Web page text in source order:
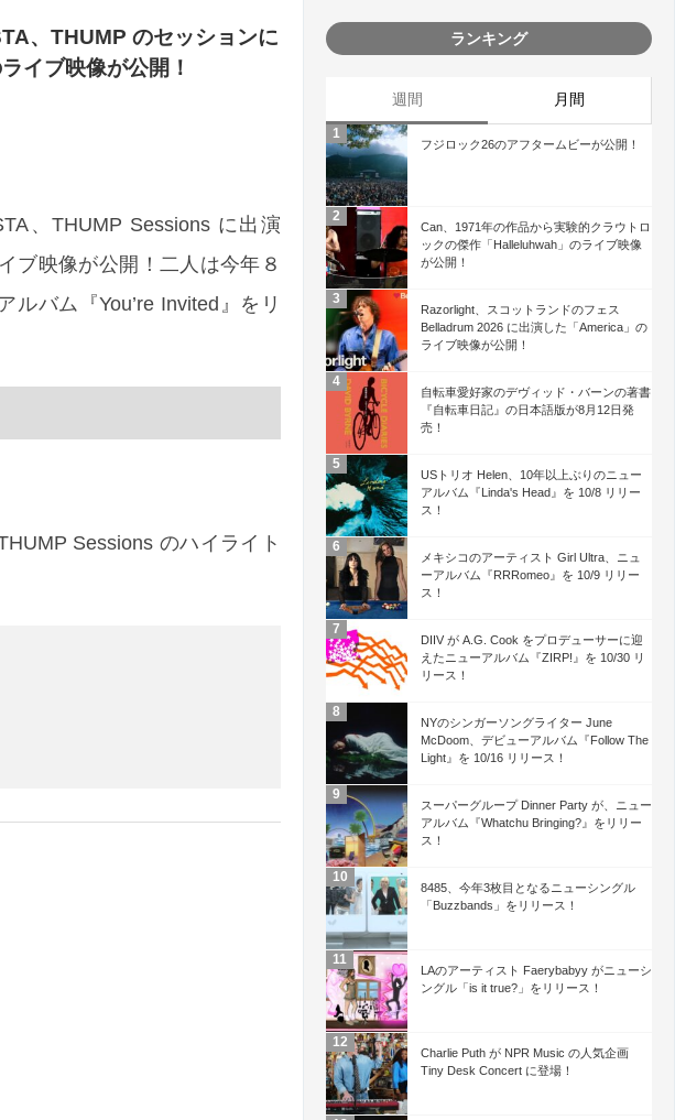
、THUMP のセッションに
イブ映像が公開！
、THUMP Sessions に出演
ブ映像が公開！二人は今年８
ルバム『You’re Invited』をリ
Sessions のハイライト
ランキング
週間 月間
フジロック26のアフタームビーが公開！
Can、1971年の作品から実験的クラウトロ
ックの傑作「Halleluhwah」のライブ映像
が公開！
Razorlight、スコットランドのフェス
Belladrum 2026 に出演した「America」の
ライブ映像が公開！
自転車愛好家のデヴィッド・バーンの著書
『自転車日記』の日本語版が8月12日発
売！
USトリオ Helen、10年以上ぶりのニュー
アルバム『Linda's Head』を 10/8 リリー
ス！
メキシコのアーティスト Girl Ultra、ニュ
ーアルバム『RRRomeo』を 10/9 リリー
ス！
DIIV が A.G. Cook をプロデューサーに迎
えたニューアルバム『ZIRP!』を 10/30 リ
リース！
NYのシンガーソングライター June
McDoom、デビューアルバム『Follow The
Light』を 10/16 リリース！
スーパーグループ Dinner Party が、ニュー
アルバム『Whatchu Bringing?』をリリー
ス！
8485、今年3枚目となるニューシングル
「Buzzbands」をリリース！
LAのアーティスト Faerybabyy がニューシ
ングル「is it true?」をリリース！
Charlie Puth が NPR Music の人気企画
Tiny Desk Concert に登場！